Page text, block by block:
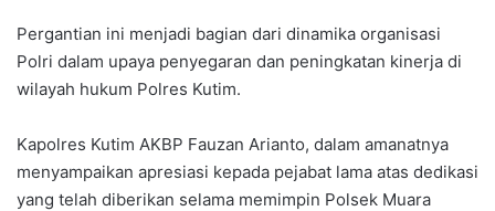
Pergantian ini menjadi bagian dari dinamika organisasi
Polri dalam upaya penyegaran dan peningkatan kinerja di
wilayah hukum Polres Kutim.
Kapolres Kutim AKBP Fauzan Arianto, dalam amanatnya
menyampaikan apresiasi kepada pejabat lama atas dedikasi
yang telah diberikan selama memimpin Polsek Muara